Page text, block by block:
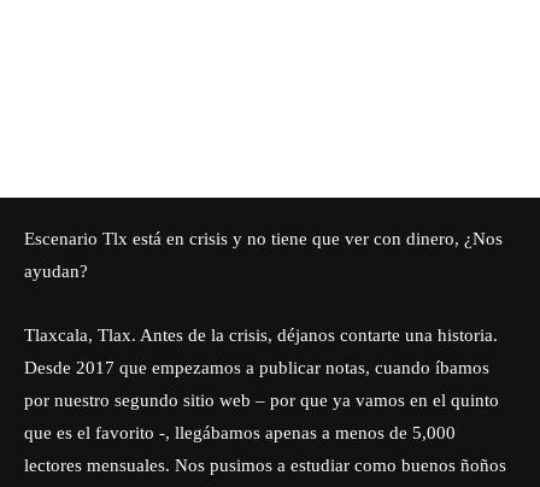
Escenario Tlx está en crisis y no tiene que ver con dinero, ¿Nos
ayudan?
Tlaxcala, Tlax. Antes de la crisis, déjanos contarte una historia.
Desde 2017 que empezamos a publicar notas, cuando íbamos
por nuestro segundo sitio web – por que ya vamos en el quinto
que es el favorito -, llegábamos apenas a menos de 5,000
lectores mensuales. Nos pusimos a estudiar como buenos ñoños